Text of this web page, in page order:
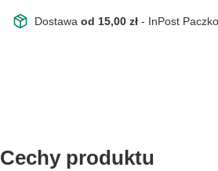
Dostawa od 15,00 zł - InPost
Cechy produktu